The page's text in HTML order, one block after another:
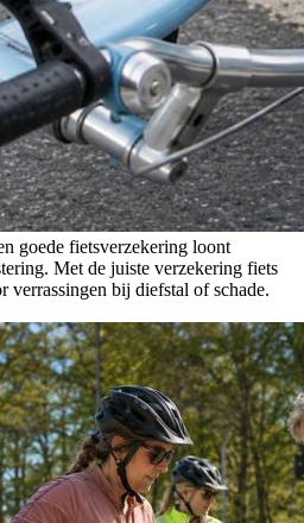
goede fietsverzekering loont
Met de juiste verzekering fiets
verrassingen bij diefstal of schade.